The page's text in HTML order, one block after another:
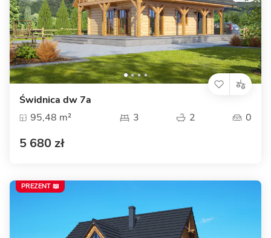
Świdnica dw 7a
95,48 m²
3 2 0
5 680 zł
PREZENT 📖